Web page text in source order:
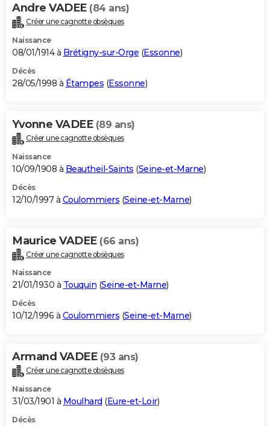
Andre VADEE (84 ans)
Créer une cagnotte obsèques
Naissance
08/01/1914 à Brétigny-sur-Orge (Essonne)
Décès
28/05/1998 à Étampes (Essonne)
Yvonne VADEE (89 ans)
Créer une cagnotte obsèques
Naissance
10/09/1908 à Beautheil-Saints (Seine-et-Marne)
Décès
12/10/1997 à Coulommiers (Seine-et-Marne)
Maurice VADEE (66 ans)
Créer une cagnotte obsèques
Naissance
21/01/1930 à Touquin (Seine-et-Marne)
Décès
10/12/1996 à Coulommiers (Seine-et-Marne)
Armand VADEE (93 ans)
Créer une cagnotte obsèques
Naissance
31/03/1901 à Moulhard (Eure-et-Loir)
Décès